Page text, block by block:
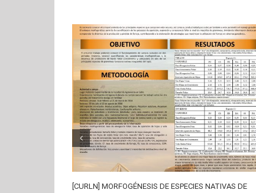
[CURLN] MORFOGÉNESIS DE ESPECIES NATIVAS DE